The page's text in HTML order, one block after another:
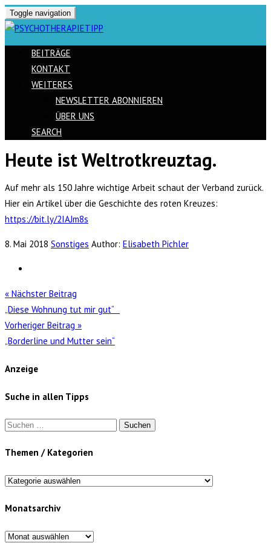
Toggle navigation
BEITRÄGE
KONTAKT
WEITERES
NEWSLETTER ABONNIEREN
ÜBER UNS
SEARCH
Skip
content
Heute ist Weltrotkreuztag.
Auf mehr als 150 Jahre wichtige Arbeit schaut der Verband zurück.
Hier ein Artikel über die Geschichte des roten Kreuzes:
https://bit.ly/2IAJm8s
8. Mai 2018 Sonstiges Author: Elisabeth Pichler
« Nächster Beitrag
„Diese Wohnung tut mir gut“
Vorheriger Beitrag »
„Borderline und Mutter sein“
Anzeige
Suche in allen Tipps
Suchen
Themen / Kategorien
Themen
Kategorien
Monatsarchiv
Monatsarchiv